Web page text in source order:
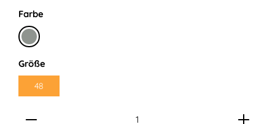
Farbeauswählen
Distel
Größeauswählen
48
Produkt Anzahl: Gib den gewünschten Wert ein